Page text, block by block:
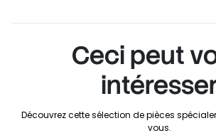
Ceci peut
Découvrez cette sélection de pièces
vous.